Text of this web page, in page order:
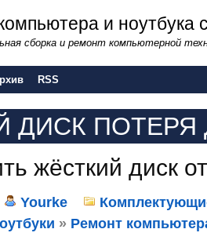
и ноутбука
сборка и ремонт компьютерной
RSS
ДИСК
жёсткий диск
Yourke
» Ремонт